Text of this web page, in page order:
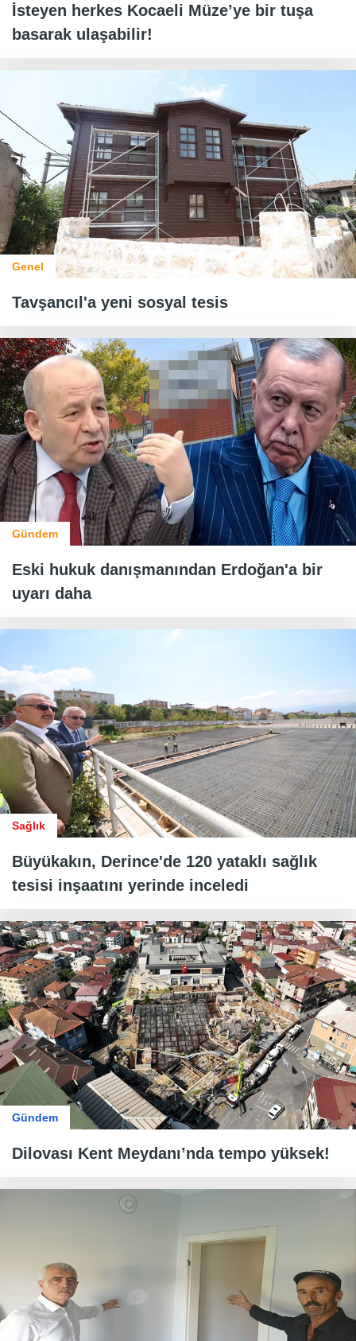
İsteyen herkes Kocaeli Müze’ye bir tuşa
basarak ulaşabilir!
Genel
Tavşancıl'a yeni sosyal tesis
Gündem
Eski hukuk danışmanından Erdoğan'a bir
uyarı daha
Sağlık
Büyükakın, Derince'de 120 yataklı sağlık
tesisi inşaatını yerinde inceledi
Gündem
Dilovası Kent Meydanı’nda tempo yüksek!